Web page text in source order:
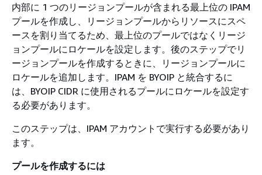
内部に 1 つのリージョンプールが含まれる最上位の IPAM
プールを作成し、リージョンプールからリソースにスペ
ースを割り当てるため、最上位のプールではなくリージ
ョンプールにロケールを設定します。後のステップでリ
ージョンプールを作成するときに、リージョンプールに
ロケールを追加します。IPAM を BYOIP と統合するに
は、BYOIP CIDR に使用されるプールにロケールを設定す
る必要があります。
このステップは、IPAM アカウントで実行する必要があり
ます。
プールを作成するには